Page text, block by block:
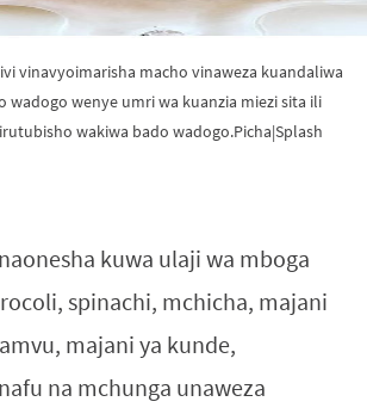
vinavyoimarisha macho vinaweza kuandaliwa
wadogo wenye umri wa kuanzia miezi sita ili
wakiwa bado wadogo.Picha|Splash
kuwa ulaji wa mboga
spinachi, mchicha, majani
majani ya kunde,
na mchunga unaweza